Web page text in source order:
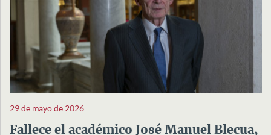
29 de mayo de 2026
Fallece el académico José Manuel Blecua,